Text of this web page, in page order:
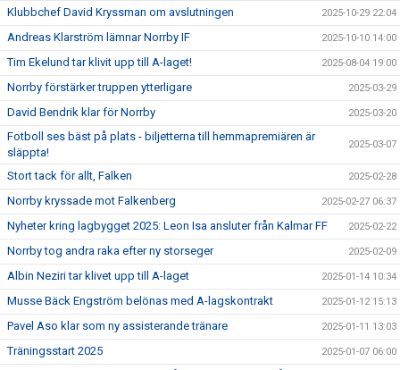
Klubbchef David Kryssman om avslutningen 2025-10-29 22:04
Andreas Klarström lämnar Norrby IF 2025-10-10 14:00
Tim Ekelund tar klivit upp till A-laget! 2025-08-04 19:00
Norrby förstärker truppen ytterligare 2025-03-29
David Bendrik klar för Norrby 2025-03-20
Fotboll ses bäst på plats - biljetterna till hemmapremiären är
släppta!
2025-03-07
Stort tack för allt, Falken 2025-02-28
Norrby kryssade mot Falkenberg 2025-02-27 06:37
Nyheter kring lagbygget 2025: Leon Isa ansluter från Kalmar FF 2025-02-22
Norrby tog andra raka efter ny storseger 2025-02-09
Albin Neziri tar klivet upp till A-laget 2025-01-14 10:34
Musse Bäck Engström belönas med A-lagskontrakt 2025-01-12 15:13
Pavel Aso klar som ny assisterande tränare 2025-01-11 13:03
Träningsstart 2025 2025-01-07 06:00